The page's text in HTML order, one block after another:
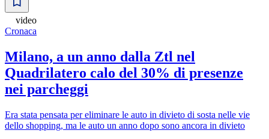
video
Cronaca
Milano, a un anno dalla Ztl nel
Quadrilatero calo del 30% di presenze
nei parcheggi
Era stata pensata per eliminare le auto in divieto di sosta nelle vie
dello shopping, ma le auto un anno dopo sono ancora in divieto